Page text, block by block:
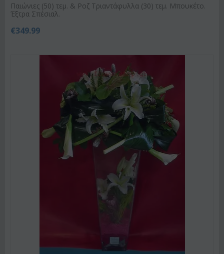
Παιώνιες (50) τεμ. & Ροζ Τριαντάφυλλα (30) τεμ. Μπουκέτο.
Έξτρα Σπέσιαλ.
€349.99